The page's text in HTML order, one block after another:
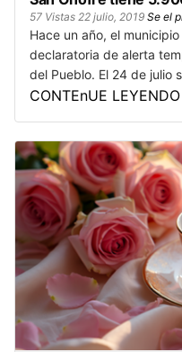
57 Vistas 22 julio, 2019 Se el
Hace un año, el
declaratoria de alerta
del Pueblo. El 24 de julio
CONTEnUE LEYENDO